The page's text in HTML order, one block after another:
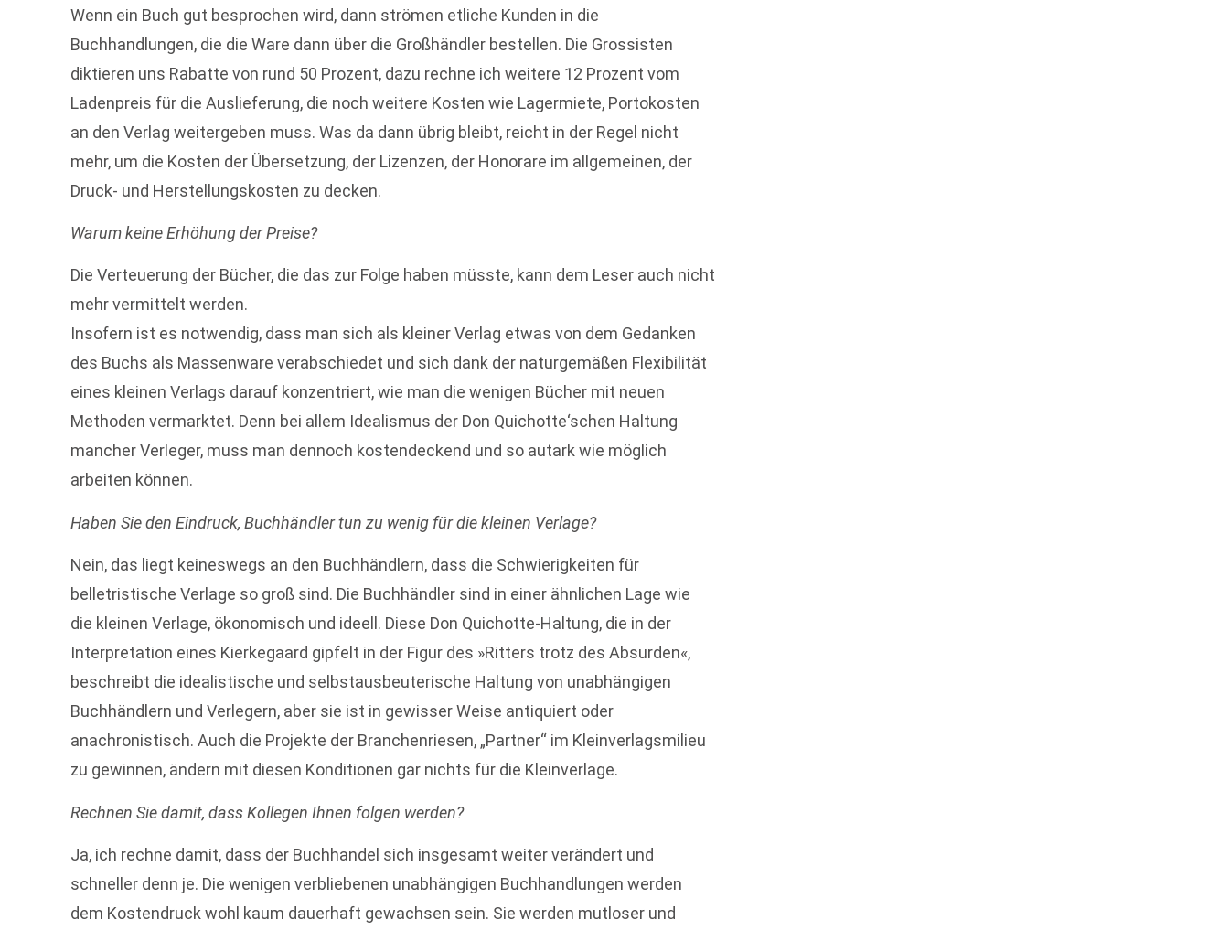
Wenn ein Buch gut besprochen wird, dann strömen etliche Kunden in die
Buchhandlungen, die die Ware dann über die Großhändler bestellen. Die Grossisten
diktieren uns Rabatte von rund 50 Prozent, dazu rechne ich weitere 12 Prozent vom
Ladenpreis für die Auslieferung, die noch weitere Kosten wie Lagermiete, Portokosten
an den Verlag weitergeben muss. Was da dann übrig bleibt, reicht in der Regel nicht
mehr, um die Kosten der Übersetzung, der Lizenzen, der Honorare im allgemeinen, der
Druck- und Herstellungskosten zu decken.
Warum keine Erhöhung der Preise?
Die Verteuerung der Bücher, die das zur Folge haben müsste, kann dem Leser auch nicht
mehr vermittelt werden.
Insofern ist es notwendig, dass man sich als kleiner Verlag etwas von dem Gedanken
des Buchs als Massenware verabschiedet und sich dank der naturgemäßen Flexibilität
eines kleinen Verlags darauf konzentriert, wie man die wenigen Bücher mit neuen
Methoden vermarktet. Denn bei allem Idealismus der Don Quichotte‘schen Haltung
mancher Verleger, muss man dennoch kostendeckend und so autark wie möglich
arbeiten können.
Haben Sie den Eindruck, Buchhändler tun zu wenig für die kleinen Verlage?
Nein, das liegt keineswegs an den Buchhändlern, dass die Schwierigkeiten für
belletristische Verlage so groß sind. Die Buchhändler sind in einer ähnlichen Lage wie
die kleinen Verlage, ökonomisch und ideell. Diese Don Quichotte-Haltung, die in der
Interpretation eines Kierkegaard gipfelt in der Figur des »Ritters trotz des Absurden«,
beschreibt die idealistische und selbstausbeuterische Haltung von unabhängigen
Buchhändlern und Verlegern, aber sie ist in gewisser Weise antiquiert oder
anachronistisch. Auch die Projekte der Branchenriesen, „Partner“ im Kleinverlagsmilieu
zu gewinnen, ändern mit diesen Konditionen gar nichts für die Kleinverlage.
Rechnen Sie damit, dass Kollegen Ihnen folgen werden?
Ja, ich rechne damit, dass der Buchhandel sich insgesamt weiter verändert und
schneller denn je. Die wenigen verbliebenen unabhängigen Buchhandlungen werden
dem Kostendruck wohl kaum dauerhaft gewachsen sein. Sie werden mutloser und